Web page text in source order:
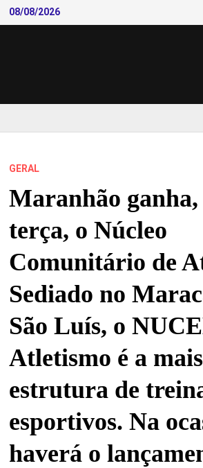
Skip
to
08/08/2026
GERAL
Maranhão ganha,
terça, o Núcleo
Comunitário de
Sediado no
São Luís, o
Atletismo é a
estrutura de
esportivos. Na
haverá o